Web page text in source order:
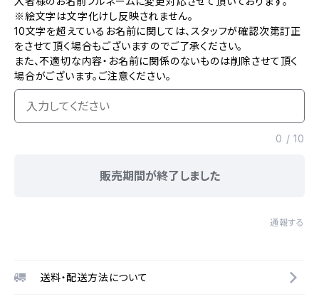
※絵文字は文字化けし反映されません。
10文字を超えているお名前に関しては、スタッフが確認次第訂正
をさせて頂く場合もございますのでご了承ください。
また、不適切な内容・お名前に関係のないものは削除させて頂く
場合がございます。ご注意ください。
0 /10
販売期間が終了しました
通報する
送料・配送方法について